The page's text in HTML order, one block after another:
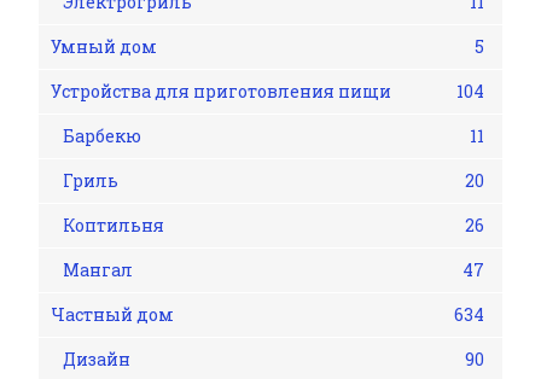
Умный дом
5
Устройства для приготовления пищи
104
Барбекю
11
Гриль
20
Коптильня
26
Мангал
47
Частный дом
634
Дизайн
90